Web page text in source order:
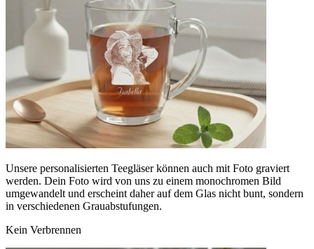
Unsere personalisierten Teegläser können auch mit Foto graviert
werden. Dein Foto wird von uns zu einem monochromen Bild
umgewandelt und erscheint daher auf dem Glas nicht bunt, sondern
in verschiedenen Grauabstufungen.
Kein Verbrennen